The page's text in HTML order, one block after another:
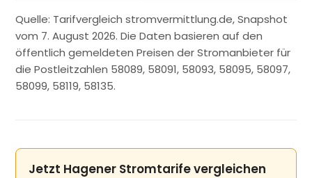
Quelle: Tarifvergleich stromvermittlung.de, Snapshot
vom 7. August 2026. Die Daten basieren auf den
öffentlich gemeldeten Preisen der Stromanbieter für
die Postleitzahlen 58089, 58091, 58093, 58095, 58097,
58099, 58119, 58135.
Jetzt Hagener Stromtarife vergleichen